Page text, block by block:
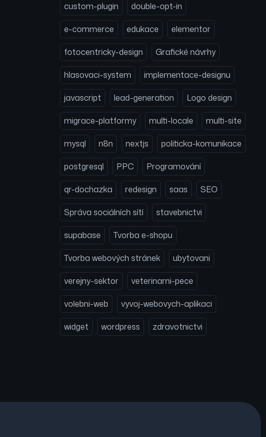
custom-plugin double-opt-in
e-commerce edukace elementor
fotocentricky-design Grafické návrhy
hlasovaci-system implementace-designu
javascript lead-generation Logo design
migrace-platformy multi-locale multi-site
mysql n8n nextjs politicka-komunikace
postgresql PPC Programování
qr-dochazka redesign saas SEO
Správa sociálních sítí stavebnictvi
supabase Tvorba e-shopu
Tvorba webových stránek ubytovani
verejny-sektor veterinarni-pece
volebni-web vyvoj-webovych-aplikaci
widget wordpress zdravotnictvi